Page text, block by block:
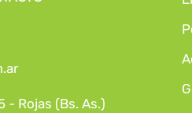
- Rojas (Bs. As.)